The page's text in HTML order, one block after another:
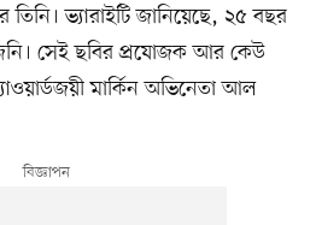
ভ্যারাইটি জানিয়েছে, ২৫ বছর
সেই ছবির প্রযোজক আর কেউ
মার্কিন অভিনেতা আল